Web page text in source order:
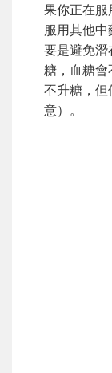
果你正在
服用其他
要是避免
糖，血糖會
不升糖，但
意）。